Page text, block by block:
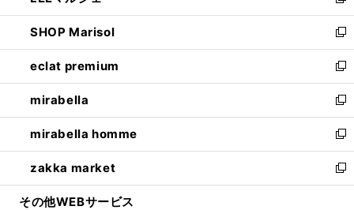
開
く
ウ
で
開
く
ン
ド
ウ
で
開
く
ウ
ィ
ン
ド
ウ
で
開
く
し
い
ウ
ィ
ン
ド
ウ
で
開
く
SHOP Marisol
新
し
い
ウ
ィ
ン
ド
ウ
で
開
eclat premium
新
し
い
ウ
ィ
ン
ド
ウ
mirabella
新
し
い
ウ
ィ
ン
mirabella homme
新
し
い
ウ
zakka market
新
し
その他WEBサービス